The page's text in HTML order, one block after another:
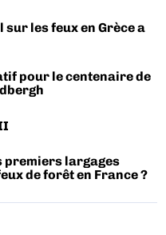
sur les feux en Grèce a
pour le centenaire de
premiers largages
de forêt en France ?